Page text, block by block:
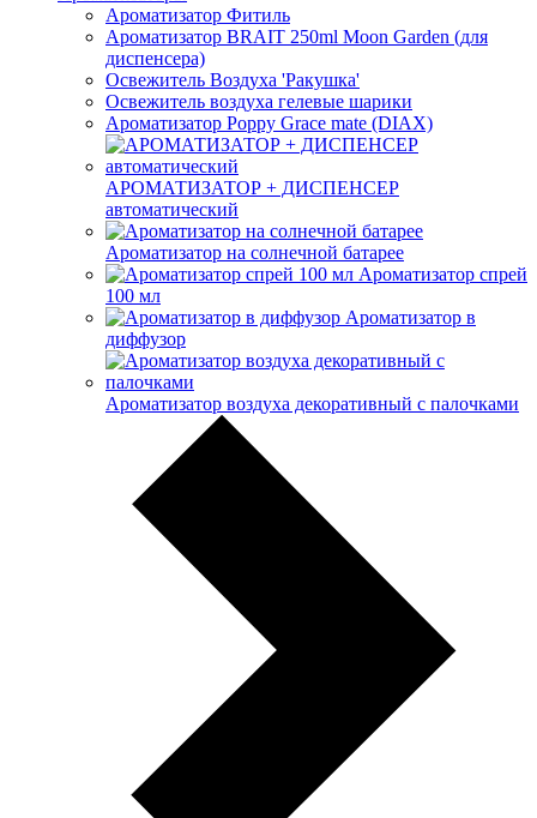
Ароматизатор Фитиль
Ароматизатор BRAIT 250ml Moon Garden (для
диспенсера)
Освежитель Воздуха 'Ракушка'
Освежитель воздуха гелевые шарики
Ароматизатор Poppy Grace mate (DIAX)
АРОМАТИЗАТОР + ДИСПЕНСЕР
автоматический
Ароматизатор на солнечной батарее
Ароматизатор спрей
100 мл
Ароматизатор в
диффузор
Ароматизатор воздуха декоративный с палочками